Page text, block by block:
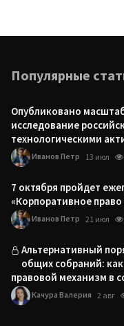
Популярные
Опубликовано
исследование
технологическими
Иванов Петр 13 июл
7 октября пройдет
«Корпоративное право
Иванов Петр 21 июл
Альтернативный
общих собраний:
правовой механизм в
Качура Валерия 2 авг